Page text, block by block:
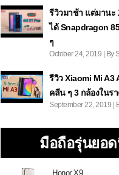
รีวิวมาช้า แต่มานะ
ได้ Snapdragon
ๆ
October 24, 2019 | By
รีวิว Xiaomi Mi A3
คลีน ๆ 3 กล้องในร
September 22, 2019 |
มือถือรุ่นยอ
Honor X9